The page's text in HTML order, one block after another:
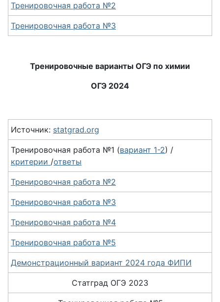
Тренировочная работа №2
Тренировочная работа №3
Тренировочные варианты ОГЭ по химии
ОГЭ 2024
Источник: statgrad.org
Тренировочная работа №1 (вариант 1-2) /
критерии /ответы
Тренировочная работа №2
Тренировочная работа №3
Тренировочная работа №4
Тренировочная работа №5
Демонстрационный вариант 2024 года ФИПИ
Статград ОГЭ 2023